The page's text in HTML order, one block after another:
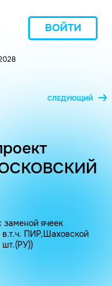
ВОЙТИ
СЛЕДУЮЩИЙ
ячеек
ПИР,Шаховской